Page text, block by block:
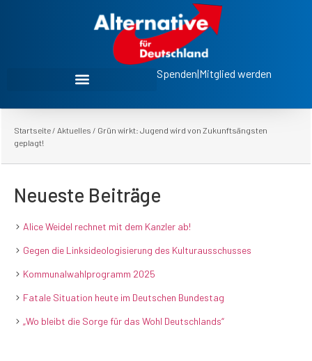
Spenden|Mitglied werden
Startseite / Aktuelles / Grün wirkt: Jugend wird von Zukunftsängsten
geplagt!
Neueste Beiträge
Alice Weidel rechnet mit dem Kanzler ab!
Gegen die Linksideologisierung des Kulturausschusses
Kommunalwahlprogramm 2025
Fatale Situation heute im Deutschen Bundestag
„Wo bleibt die Sorge für das Wohl Deutschlands“